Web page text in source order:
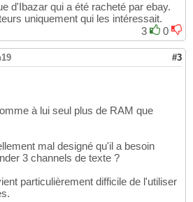
d'Ibazar qui a été racheté par ebay.
uniquement qui les intéressait.
3
0
#3
à lui seul plus de RAM que
mal designé qu'il a besoin
3 channels de texte ?
particulièrement difficile de l'utiliser